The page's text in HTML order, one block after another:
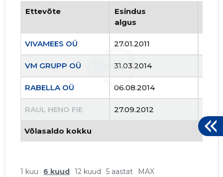
Ettevõte
Esindus
algus
VIVAMEES OÜ 27.01.2011
VM GRUPP OÜ 31.03.2014
RABELLA OÜ 06.08.2014
RAUL HENO FIE 27.09.2012
Võlasaldo kokku
1 kuu 6 kuud 12 kuud 5 aastat MAX